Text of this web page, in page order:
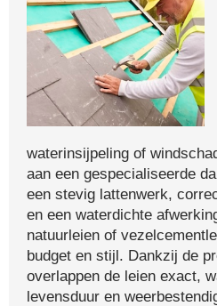
waterinsijpeling of
aan een gespecialiseerde
een stevig lattenwerk,
en een waterdichte
natuurleien of
budget en stijl. Dankzij de
overlappen de leien exact,
levensduur en